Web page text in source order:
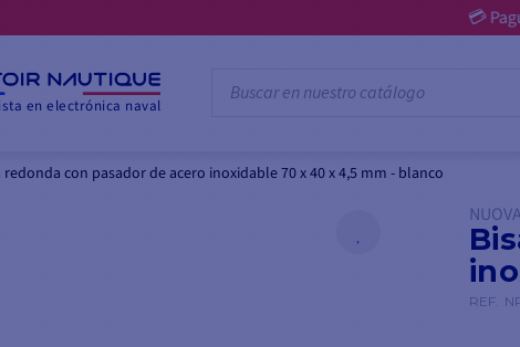
💳 Pague sus compras en 3, 4, 10
en electrónica naval
redonda con pasador de acero inoxidable 70 x 40 x 4,5 mm - blanco
REF.